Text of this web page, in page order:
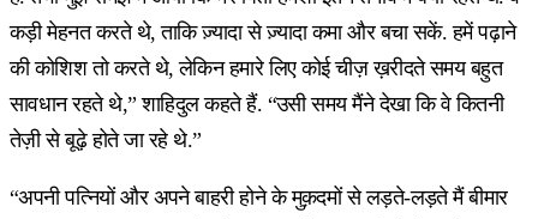
कड़ी मेहनत करते थे, ताकि ज़्यादा से ज़्यादा कमा और बचा सकें. हमें पढ़ाने
की कोशिश तो करते थे, लेकिन हमारे लिए कोई चीज़ ख़रीदते समय बहुत
सावधान रहते थे,” शाहिदुल कहते हैं. “उसी समय मैंने देखा कि वे कितनी
तेज़ी से बूढ़े होते जा रहे थे.”
“अपनी पत्नियों और अपने बाहरी होने के मुक़दमों से लड़ते-लड़ते मैं बीमार